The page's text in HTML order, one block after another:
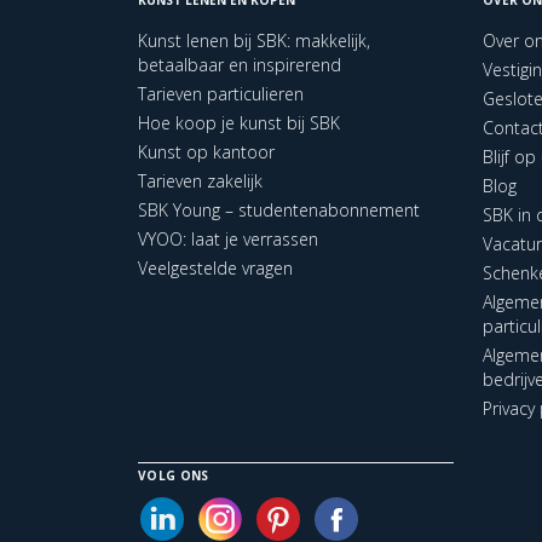
Kunst lenen bij SBK: makkelijk,
betaalbaar en inspirerend
Tarieven particulieren
Hoe koop je kunst bij SBK
Kunst op kantoor
Tarieven zakelijk
SBK Young – studentenabonnement
VYOO: laat je verrassen
Veelgestelde vragen
Over
Blijf op
Blog
SBK in
VOLG ONS